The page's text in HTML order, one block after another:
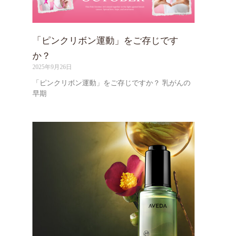
「ピンクリボン運動」をご存じです
か？
2025年9月26日
「ピンクリボン運動」をご存じですか？ 乳がんの
早期